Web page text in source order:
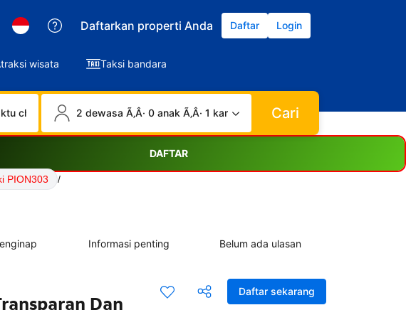
Daftarkan properti Anda Daftar Login
wisata Taksi bandara
check-out 2 dewasa Ã‚Â· 0 anak Ã‚Â· 1 kamar Cari
DAFTAR
PION303
/
Informasi penting Belum ada ulasan
Daftar sekarang
Dan